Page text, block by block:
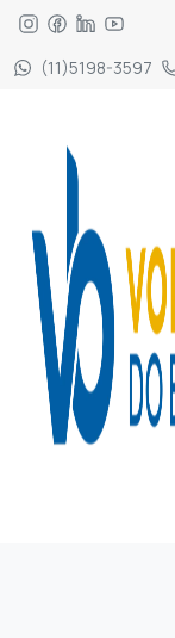
(11)5198-3597